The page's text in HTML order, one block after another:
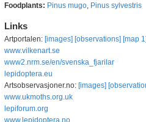
Foodplants: Pinus mugo, Pinus sylvestris
Links
Artportalen: [images] [observations] [map
www.vilkenart.se
www2.nrm.se/en/svenska_fjarilar
lepidoptera.eu
Artsobservasjoner.no: [images]
www.ukmoths.org.uk
lepiforum.org
www.lepidoptera.no